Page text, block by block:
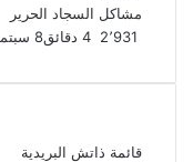
مشاكل السجاد الحرير
8 سبتمبر، 2022
قائمة ذاتش البريدية